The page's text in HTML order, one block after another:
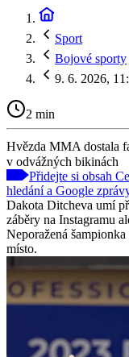
Sport
Bojové sporty
9. 6. 2026,
2 min
Hvězda MMA dostala
v odvážných bikinách
Přidejte si obsah
hledání a Google
Dakota Ditcheva umí
záběry na Instagramu
Neporažená
místo.